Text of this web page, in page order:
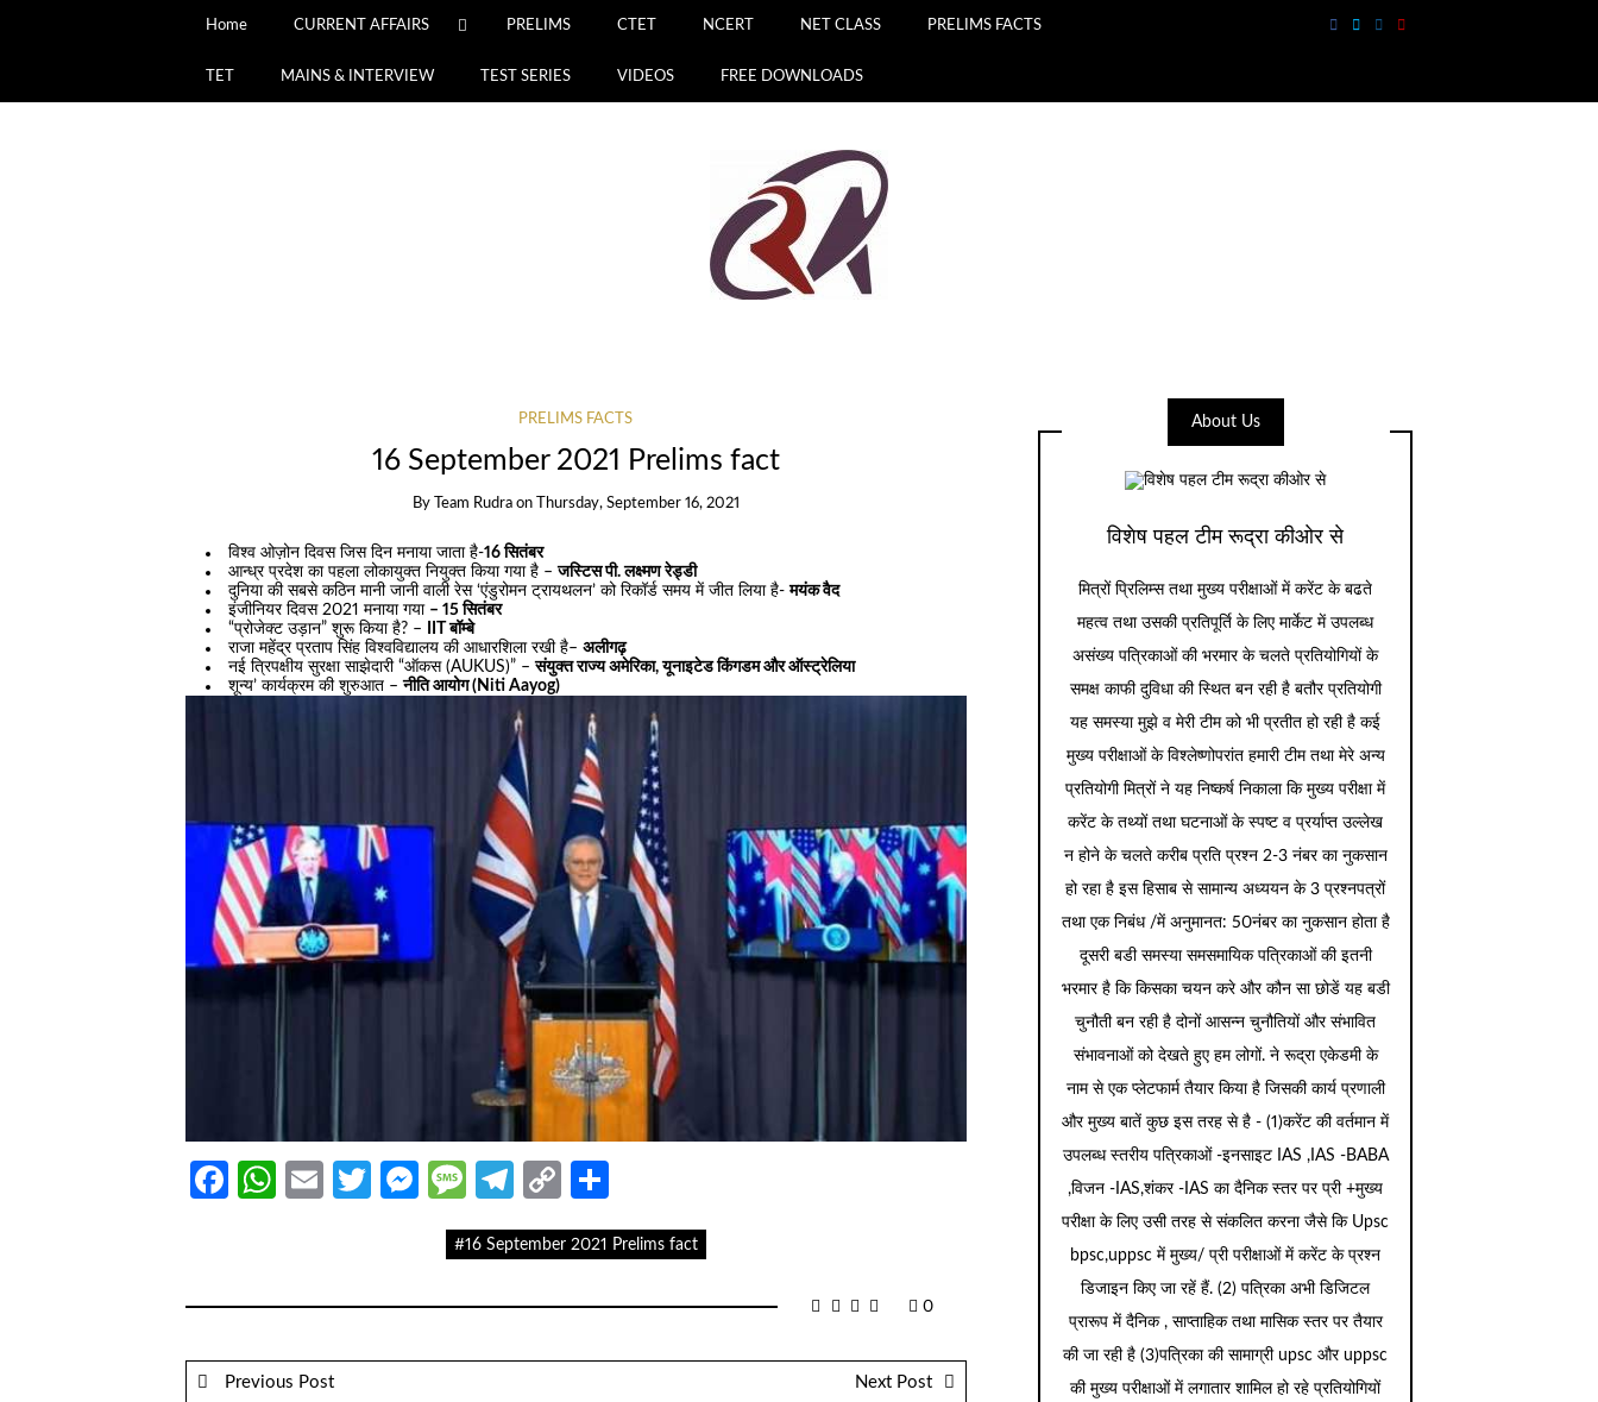
Home CURRENT AFFAIRS PRELIMS CTET NCERT NET CLASS PRELIMS FACTS
TET MAINS & INTERVIEW TEST SERIES VIDEOS FREE DOWNLOADS
PRELIMS FACTS
16 September 2021 Prelims fact
By Team Rudra on Thursday, September 16, 2021
विश्व ओज़ोन दिवस जिस दिन मनाया जाता है-16 सितंबर
आन्ध्र प्रदेश का पहला लोकायुक्त नियुक्त किया गया है –जस्टिस पी. लक्ष्मण रेड्डी
दुनिया की सबसे कठिन मानी जानी वाली रेस ‘एंडुरोमन ट्रायथलन’ को रिकॉर्ड समय में जीत लिया है-मयंक वैद
इंजीनियर दिवस 2021 मनाया गया – 15 सितंबर
“प्रोजेक्ट उड़ान” शुरू किया है? –
IIT बॉम्बे
राजा महेंद्र प्रताप सिंह विश्वविद्यालय की आधारशिला रखी है–अलीगढ़
नई त्रिपक्षीय सुरक्षा साझेदारी “ऑकस (AUKUS)” –संयुक्त राज्य अमेरिका, यूनाइटेड किंगडम और ऑस्ट्रेलिया
शून्य’ कार्यक्रम की शुरुआत –नीति आयोग (Niti Aayog)
Facebook
WhatsApp
EmailTwitter
Messenger
Message
Telegram
Copy
#16 September 2021 Prelims fact
0
Previous Post Next Post
About Us
विशेष पहल टीम रूद्रा कीओर से
मित्रों प्रिलिम्स तथा मुख्य परीक्षाओं में करेंट के बढते
महत्व तथा उसकी प्रतिपूर्ति के लिए मार्केट में उपलब्ध
असंख्य पत्रिकाओं की भरमार के चलते प्रतियोगियों के
समक्ष काफी दुविधा की स्थित बन रही है बतौर प्रतियोगी
यह समस्या मुझे व मेरी टीम को भी प्रतीत हो रही है कई
मुख्य परीक्षाओं के विश्लेष्णोपरांत हमारी टीम तथा मेरे अन्य
प्रतियोगी मित्रों ने यह निष्कर्ष निकाला कि मुख्य परीक्षा में
करेंट के तथ्यों तथा घटनाओं के स्पष्ट व प्रर्याप्त उल्लेख
न होने के चलते करीब प्रति प्रश्न 2-3 नंबर का नुकसान
हो रहा है इस हिसाब से सामान्य अध्ययन के 3 प्रश्नपत्रों
तथा एक निबंध /में अनुमानत: 50नंबर का नुकसान होता है
दूसरी बडी समस्या समसमायिक पत्रिकाओं की इतनी
भरमार है कि किसका चयन करे और कौन सा छोडें यह बडी
चुनौती बन रही है दोनों आसन्न चुनौतियों और संभावित
संभावनाओं को देखते हुए हम लोगों. ने रूद्रा एकेडमी के
नाम से एक प्लेटफार्म तैयार किया है जिसकी कार्य प्रणाली
और मुख्य बातें कुछ इस तरह से है - (1)करेंट की वर्तमान में
उपलब्ध स्तरीय पत्रिकाओं -इनसाइट IAS ,IAS -BABA
,विजन -IAS,शंकर -IAS का दैनिक स्तर पर प्री +मुख्य
परीक्षा के लिए उसी तरह से संकलित करना जैसे कि Upsc
bpsc,uppsc में मुख्य/ प्री परीक्षाओं में करेंट के प्रश्न
डिजाइन किए जा रहें हैं. (2) पत्रिका अभी डिजिटल
प्रारूप में दैनिक , साप्ताहिक तथा मासिक स्तर पर तैयार
की जा रही है (3)पत्रिका की सामाग्री upsc और uppsc
की मुख्य परीक्षाओं में लगातार शामिल हो रहे प्रतियोगियों